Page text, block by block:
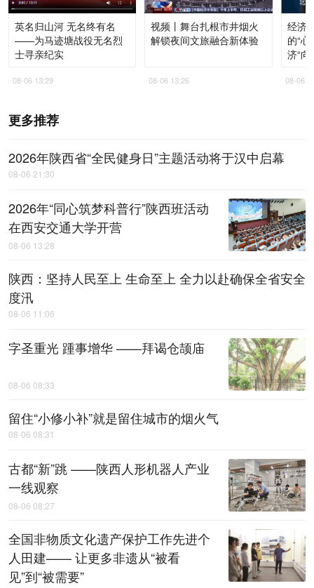
英名归山河 无名终有名
——为马迹塘战役无名烈
士寻亲纪实
08-06 13:29
视频丨舞台扎根市井烟火
解锁夜间文旅融合新体验
08-06 13:26
经济
的“心
济“向
08-06
更多推荐
2026年陕西省“全民健身日”主题活动将于汉中启幕
08-06 21:30
2026年“同心筑梦科普行”陕西班活动
在西安交通大学开营
08-06 13:28
陕西：坚持人民至上 生命至上 全力以赴确保全省安全
度汛
08-06 11:06
字圣重光 踵事增华 ——拜谒仓颉庙
08-06 08:33
留住“小修小补”就是留住城市的烟火气
08-06 08:31
古都“新”跳 ——陕西人形机器人产业
一线观察
08-06 08:27
全国非物质文化遗产保护工作先进个
人田建—— 让更多非遗从“被看
见”到“被需要”